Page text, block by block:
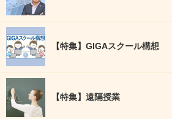
【特集】GIGAスクール構想
【特集】遠隔授業